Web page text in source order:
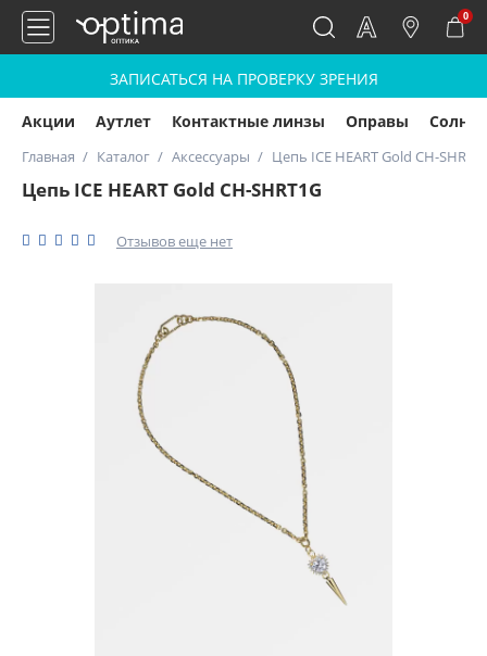
0
ЗАПИСАТЬСЯ НА ПРОВЕРКУ ЗРЕНИЯ
Акции Аутлет Контактные линзы Оправы
Главная Каталог Аксессуары Цепь ICE HEART Gold CH-
Цепь ICE HEART Gold CH-SHRT1G
Отзывов еще нет